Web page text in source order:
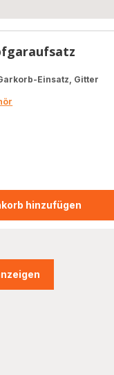
hinzufügen
Einsatz, Gitter